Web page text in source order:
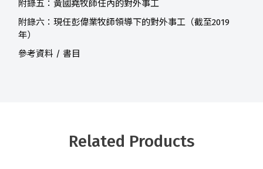
附錄五：黃國堯牧師任內的對外事工
附錄六：現任彭偉業牧師領導下的對外事工（截至2019
年）
參考資料 / 書目
Related Products